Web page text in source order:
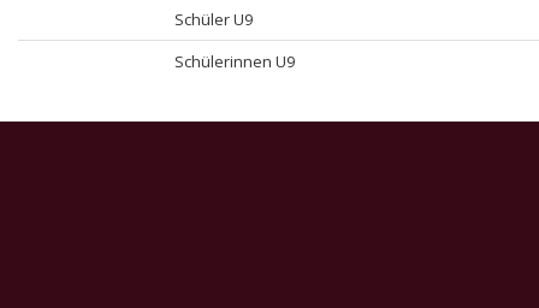
Schüler U9
Schülerinnen U9